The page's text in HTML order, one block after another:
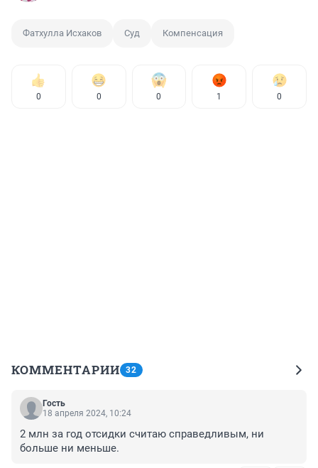
Фатхулла Исхаков Суд Компенсация
0 0 0 1 0
КОММЕНТАРИИ 32
Гость
18 апреля 2024, 10:24
2 млн за год отсидки считаю справедливым, ни
больше ни меньше.